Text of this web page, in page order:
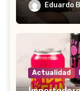
Eduardo
Actualidad